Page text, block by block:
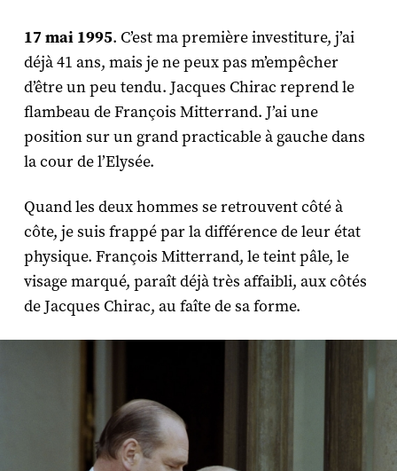
17 mai 1995. C’est ma première investiture, j’ai
déjà 41 ans, mais je ne peux pas m’empêcher
d’être un peu tendu. Jacques Chirac reprend le
flambeau de François Mitterrand. J’ai une
position sur un grand practicable à gauche dans
la cour de l’Elysée.
Quand les deux hommes se retrouvent côté à
côte, je suis frappé par la différence de leur état
physique. François Mitterrand, le teint pâle, le
visage marqué, paraît déjà très affaibli, aux côtés
de Jacques Chirac, au faîte de sa forme.